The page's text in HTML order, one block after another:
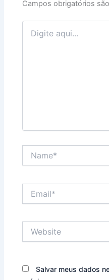
Campos obrigatórios
Digite
aqui...
Salvar meus dados